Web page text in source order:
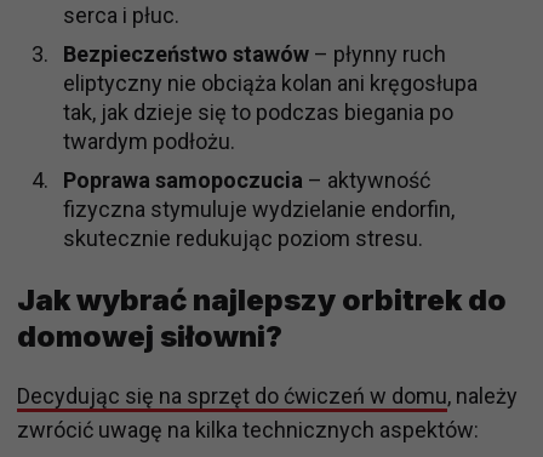
serca i płuc.
Bezpieczeństwo stawów – płynny ruch
eliptyczny nie obciąża kolan ani kręgosłupa
tak, jak dzieje się to podczas biegania po
twardym podłożu.
Poprawa samopoczucia – aktywność
fizyczna stymuluje wydzielanie endorfin,
skutecznie redukując poziom stresu.
Jak wybrać najlepszy orbitrek do
domowej siłowni?
Decydując się na sprzęt do ćwiczeń w domu, należy
zwrócić uwagę na kilka technicznych aspektów: